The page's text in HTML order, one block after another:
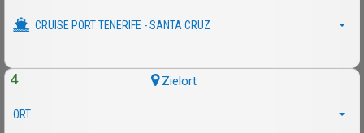
CRUISE PORT TENERIFE - SANTA CRUZ
4 Zielort
ORT